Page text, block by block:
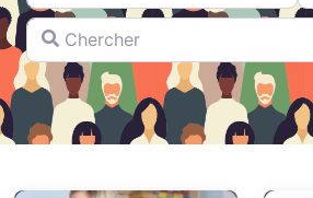
Chercher